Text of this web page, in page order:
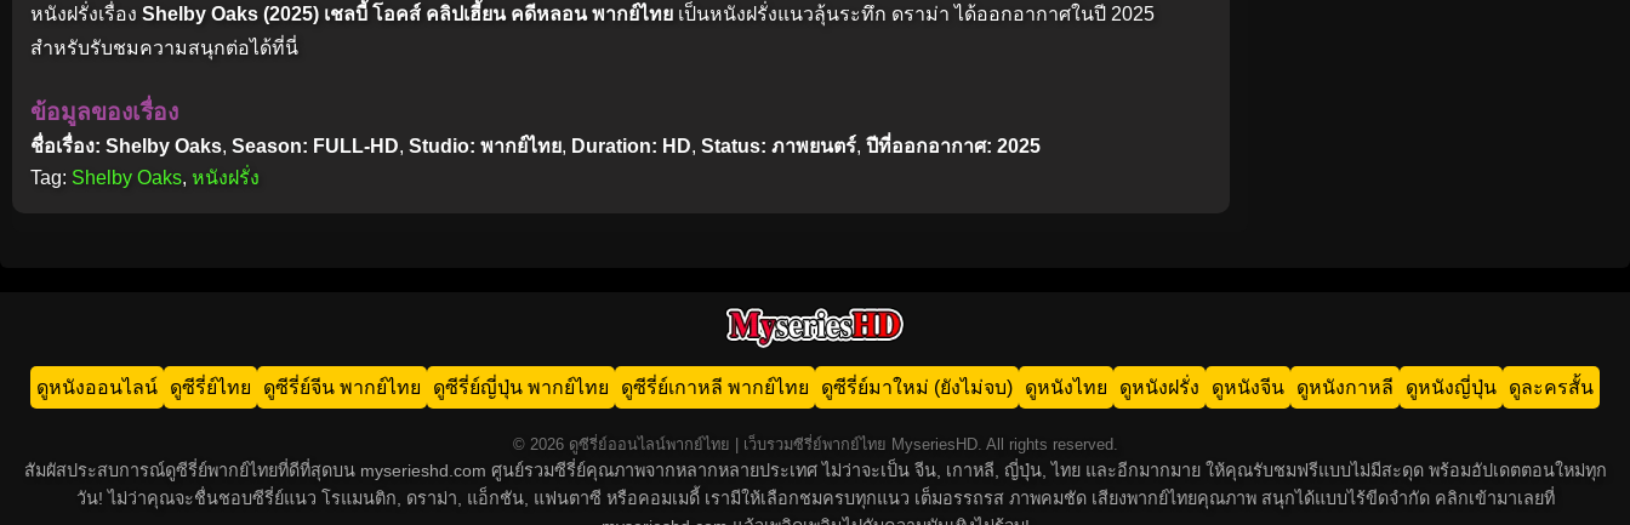
หนังฝรั่งเรื่อง Shelby Oaks (2025) เชลบี้ โอคส์ คลิปเฮี้ยน คดีหลอน พากย์ไทย เป็นหนังฝรั่งแนวลุ้นระทึก ดราม่า ได้ออกอากาศในปี 2025
สำหรับรับชมความสนุกต่อได้ที่นี่
ข้อมูลของเรื่อง
ชื่อเรื่อง: Shelby Oaks, Season: FULL-HD, Studio: พากย์ไทย, Duration: HD, Status: ภาพยนตร์, ปีที่ออกอากาศ: 2025
Tag: Shelby Oaks, หนังฝรั่ง
ดูหนังออนไลน์ ดูซีรี่ย์ไทย ดูซีรี่ย์จีน พากย์ไทย ดูซีรี่ย์ญี่ปุ่น พากย์ไทย ดูซีรี่ย์เกาหลี พากย์ไทย ดูซีรี่ย์มาใหม่ (ยังไม่จบ) ดูหนังไทย ดูหนังฝรั่ง ดูหนังจีน ดูหนังกาหลี ดูหนังญี่ปุ่น ดูละครสั้น
© 2026 ดูซีรี่ย์ออนไลน์พากย์ไทย | เว็บรวมซีรี่ย์พากย์ไทย MyseriesHD. All rights reserved.
สัมผัสประสบการณ์ดูซีรี่ย์พากย์ไทยที่ดีที่สุดบน myserieshd.com ศูนย์รวมซีรี่ย์คุณภาพจากหลากหลายประเทศ ไม่ว่าจะเป็น จีน, เกาหลี, ญี่ปุ่น, ไทย และอีกมากมาย ให้คุณรับชมฟรีแบบไม่มีสะดุด พร้อมอัปเดตตอนใหม่ทุก
วัน! ไม่ว่าคุณจะชื่นชอบซีรี่ย์แนว โรแมนติก, ดราม่า, แอ็กชัน, แฟนตาซี หรือคอมเมดี้ เรามีให้เลือกชมครบทุกแนว เต็มอรรถรส ภาพคมชัด เสียงพากย์ไทยคุณภาพ สนุกได้แบบไร้ขีดจำกัด คลิกเข้ามาเลยที่